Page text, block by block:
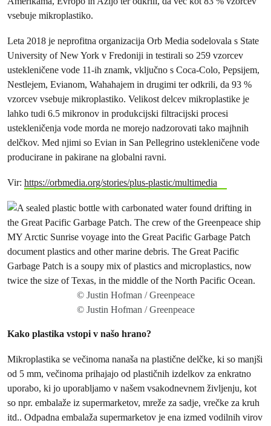
vsebuje mikroplastiko.
Leta 2018 je neprofitna organizacija Orb Media sodelovala s State
University of New York v Fredoniji in testirali so 259 vzorcev
ustekleničene vode 11-ih znamk, vključno s Coca-Colo, Pepsijem,
Nestlejem, Evianom, Wahahajem in drugimi ter odkrili, da 93 %
vzorcev vsebuje mikroplastiko. Velikost delcev mikroplastike je
lahko tudi 6.5 mikronov in produkcijski filtracijski procesi
ustekleničenja vode morda ne morejo nadzorovati tako majhnih
delčkov. Med njimi so Evian in San Pellegrino ustekleničene vode
producirane in pakirane na globalni ravni.
Vir: https://orbmedia.org/stories/plus-plastic/multimedia
© Justin Hofman / Greenpeace
© Justin Hofman / Greenpeace
Kako plastika vstopi v našo hrano?
Mikroplastika se večinoma nanaša na plastične delčke, ki so manjši
od 5 mm, večinoma prihajajo od plastičnih izdelkov za enkratno
uporabo, ki jo uporabljamo v našem vsakodnevnem življenju, kot
so npr. embalaže iz supermarketov, mreže za sadje, vrečke za kruh
itd.. Odpadna embalaža supermarketov je ena izmed vodilnih virov